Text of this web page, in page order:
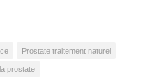
Prostate traitement naturel
prostate